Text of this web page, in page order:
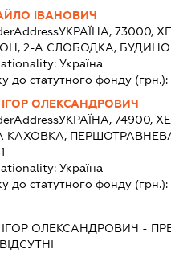
ІВАНОВИЧ
УКРАЇНА, 73000,
2-А СЛОБОДКА,
Україна
до статутного фонду (грн.):
ОЛЕКСАНДРОВИЧ
УКРАЇНА, 74900,
КАХОВКА,
Україна
до статутного фонду (грн.):
ОЛЕКСАНДРОВИЧ -